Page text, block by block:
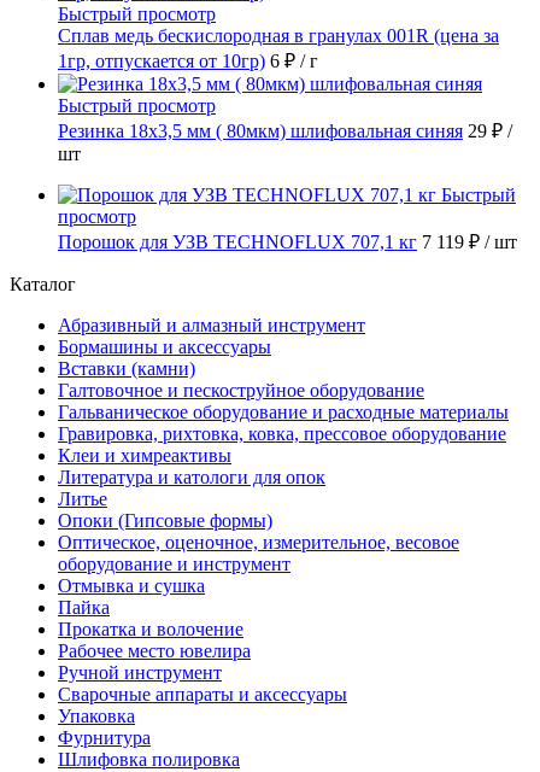
Быстрый просмотр
Сплав медь бескислородная в гранулах 001R (цена за
1гр, отпускается от 10гр) 6 ₽ / г
Быстрый просмотр
Резинка 18х3,5 мм ( 80мкм) шлифовальная синяя 29 ₽ /
шт
Быстрый
просмотр
Порошок для УЗВ TECHNOFLUX 707,1 кг 7 119 ₽ / шт
Каталог
Абразивный и алмазный инструмент
Бормашины и аксессуары
Вставки (камни)
Галтовочное и пескоструйное оборудование
Гальваническое оборудование и расходные материалы
Гравировка, рихтовка, ковка, прессовое оборудование
Клеи и химреактивы
Литература и катологи для опок
Литье
Опоки (Гипсовые формы)
Оптическое, оценочное, измерительное, весовое
оборудование и инструмент
Отмывка и сушка
Пайка
Прокатка и волочение
Рабочее место ювелира
Ручной инструмент
Сварочные аппараты и аксессуары
Упаковка
Фурнитура
Шлифовка полировка